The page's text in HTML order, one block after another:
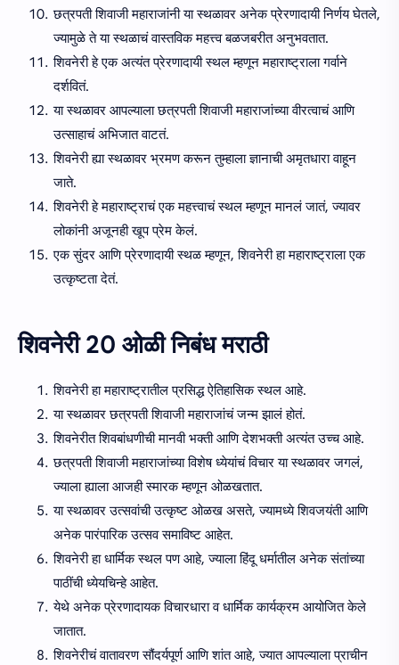
छत्रपती शिवाजी महाराजांनी या स्थळावर अनेक प्रेरणादायी निर्णय घेतले,
ज्यामुळे ते या स्थळाचं वास्तविक महत्त्व बळजबरीत अनुभवतात.
शिवनेरी हे एक अत्यंत प्रेरणादायी स्थल म्हणून महाराष्ट्राला गर्वाने
दर्शवितं.
या स्थळावर आपल्याला छत्रपती शिवाजी महाराजांच्या वीरत्वाचं आणि
उत्साहाचं अभिजात वाटतं.
शिवनेरी ह्या स्थळावर भ्रमण करून तुम्हाला ज्ञानाची अमृतधारा वाहून
जाते.
शिवनेरी हे महाराष्ट्राचं एक महत्त्वाचं स्थल म्हणून मानलं जातं, ज्यावर
लोकांनी अजूनही खूप प्रेम केलं.
एक सुंदर आणि प्रेरणादायी स्थळ म्हणून, शिवनेरी हा महाराष्ट्राला एक
उत्कृष्टता देतं.
शिवनेरी 20 ओळी निबंध मराठी
शिवनेरी हा महाराष्ट्रातील प्रसिद्ध ऐतिहासिक स्थल आहे.
या स्थळावर छत्रपती शिवाजी महाराजांचं जन्म झालं होतं.
शिवनेरीत शिवबांधणीची मानवी भक्ती आणि देशभक्ती अत्यंत उच्च आहे.
छत्रपती शिवाजी महाराजांच्या विशेष ध्येयांचं विचार या स्थळावर जगलं,
ज्याला ह्याला आजही स्मारक म्हणून ओळखतात.
या स्थळावर उत्सवांची उत्कृष्ट ओळख असते, ज्यामध्ये शिवजयंती आणि
अनेक पारंपारिक उत्सव समाविष्ट आहेत.
शिवनेरी हा धार्मिक स्थल पण आहे, ज्याला हिंदू धर्मातील अनेक संतांच्या
पाठींची ध्येयचिन्हे आहेत.
येथे अनेक प्रेरणादायक विचारधारा व धार्मिक कार्यक्रम आयोजित केले
जातात.
शिवनेरीचं वातावरण सौंदर्यपूर्ण आणि शांत आहे, ज्यात आपल्याला प्राचीन